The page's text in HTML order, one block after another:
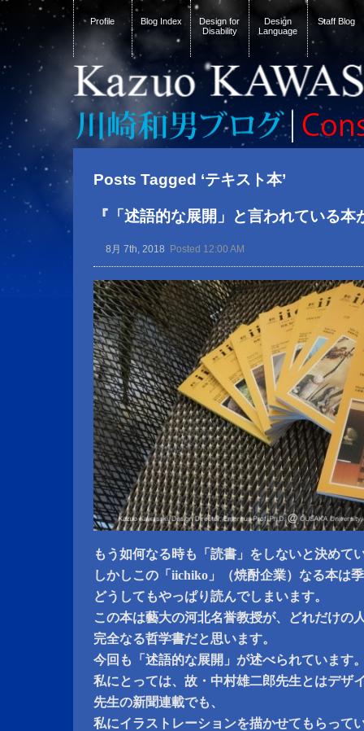
Profile Blog Index
Design for
Disability
Design
Language
Staff Blog
Posts Tagged ‘テキスト本’
『「述語的な展開」と言われている
8月 7th, 2018 Posted 12:00 AM
もう如何なる時も「読書」をしないと決めて
しかしこの「iichiko」（焼酎企業）なる本は
どうしてもやっぱり読んでしまいます。
この本は藝大の河北名誉教授が、どれだけの
完全なる哲学書だと思います。
今回も「述語的な展開」が述べられています
私にとっては、故・中村雄二郎先生とはデザ
先生の新聞連載でも、
私にイラストレーションを描かせてもらって